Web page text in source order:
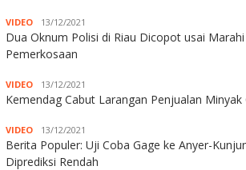
VIDEO 13/12/2021
Dua Oknum Polisi di Riau Dicopot usai
Pemerkosaan
VIDEO 13/12/2021
Kemendag Cabut Larangan Penjualan Minyak
VIDEO 13/12/2021
Berita Populer: Uji Coba Gage ke Anyer-
Diprediksi Rendah